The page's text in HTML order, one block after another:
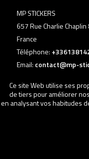
MP STICKERS
657 Rue Charlie
France
Téléphone:
Email: contact@mp-
Ce site Web utilise ses
de tiers pour améliorer
analysant vos habitudes